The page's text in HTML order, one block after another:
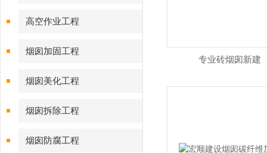
高空作业工程
烟囱加固工程
烟囱美化工程
烟囱拆除工程
烟囱防腐工程
专业砖烟囱新建